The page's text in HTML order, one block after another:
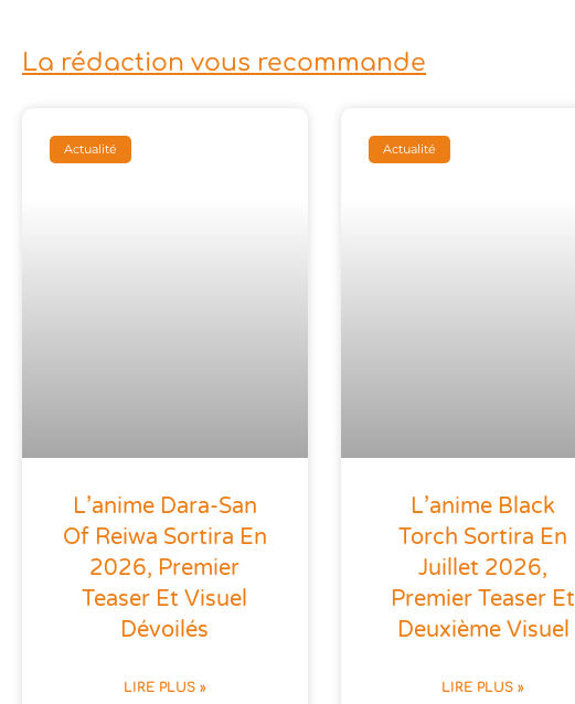
La rédaction vous recommande
Actualité
L’anime Dara-San
Of Reiwa Sortira En
2026, Premier
Teaser Et Visuel
Dévoilés
LIRE PLUS »
Actualité
L’anime Black
Torch Sortira En
Juillet 2026,
Premier Teaser Et
Deuxième Visuel
LIRE PLUS »